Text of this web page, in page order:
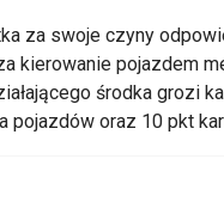
za swoje czyny
kierowanie pojazdem
środka grozi
pojazdów oraz 10 pkt